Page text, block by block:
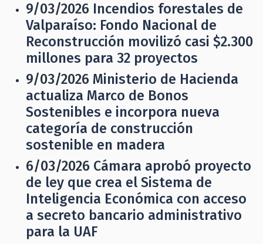
9/03/2026 Incendios forestales de
Valparaíso: Fondo Nacional de
Reconstrucción movilizó casi $2.300
millones para 32 proyectos
9/03/2026 Ministerio de Hacienda
actualiza Marco de Bonos
Sostenibles e incorpora nueva
categoría de construcción
sostenible en madera
6/03/2026 Cámara aprobó proyecto
de ley que crea el Sistema de
Inteligencia Económica con acceso
a secreto bancario administrativo
para la UAF